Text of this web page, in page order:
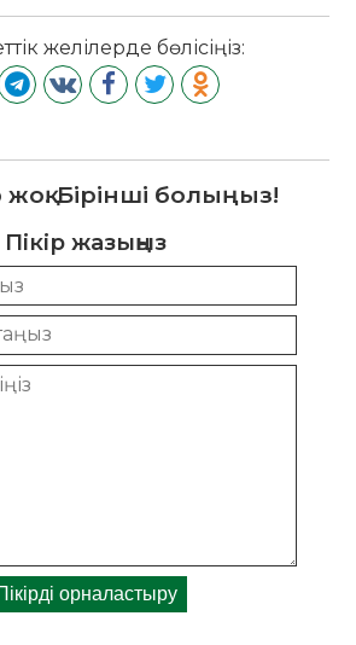
желілерде бөлісіңіз:
жоқ. Бірінші болыңыз!
Пікір жазыңыз